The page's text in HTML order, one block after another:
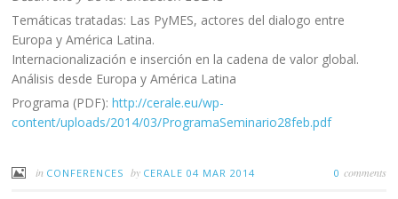
Séminaire International
El CERALE y ellnstitut des Amériques organizaron un
seminario internacional con el patrocinio de CAF Banco de
Desarrollo y de la Fundacion EULAC
Europa y América Latina.